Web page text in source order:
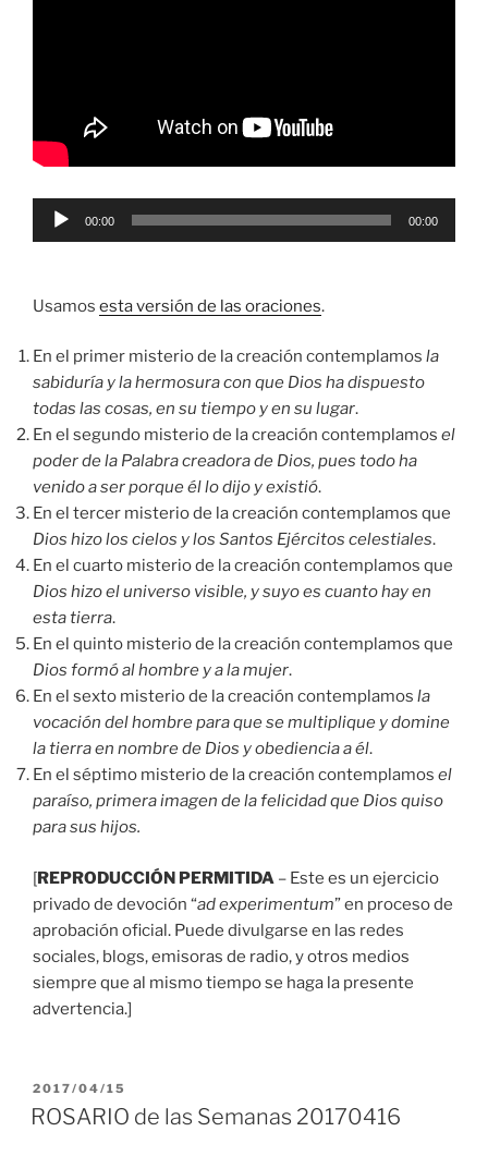
Reproductor
00:00 00:00
Usamos esta versión de las oraciones.
En el primer misterio de la creación contemplamos la
sabiduría y la hermosura con que Dios ha dispuesto
todas las cosas, en su tiempo y en su lugar.
En el segundo misterio de la creación contemplamos el
poder de la Palabra creadora de Dios, pues todo ha
venido a ser porque él lo dijo y existió.
En el tercer misterio de la creación contemplamos que
Dios hizo los cielos y los Santos Ejércitos celestiales.
En el cuarto misterio de la creación contemplamos que
Dios hizo el universo visible, y suyo es cuanto hay en
esta tierra.
En el quinto misterio de la creación contemplamos que
Dios formó al hombre y a la mujer.
En el sexto misterio de la creación contemplamos la
vocación del hombre para que se multiplique y domine
la tierra en nombre de Dios y obediencia a él.
En el séptimo misterio de la creación contemplamos el
paraíso, primera imagen de la felicidad que Dios quiso
para sus hijos.
[REPRODUCCIÓN PERMITIDA – Este es un ejercicio
privado de devoción “ad experimentum” en proceso de
aprobación oficial. Puede divulgarse en las redes
sociales, blogs, emisoras de radio, y otros medios
siempre que al mismo tiempo se haga la presente
advertencia.]
PUBLICADO
EL
2017/04/15
ROSARIO de las Semanas 20170416